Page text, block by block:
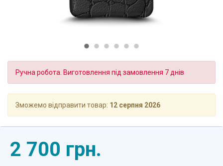
Ручна робота. Виготовлення під замовлення 7 днів
Зможемо відправити товар: 12 серпня 2026
2 700 грн.